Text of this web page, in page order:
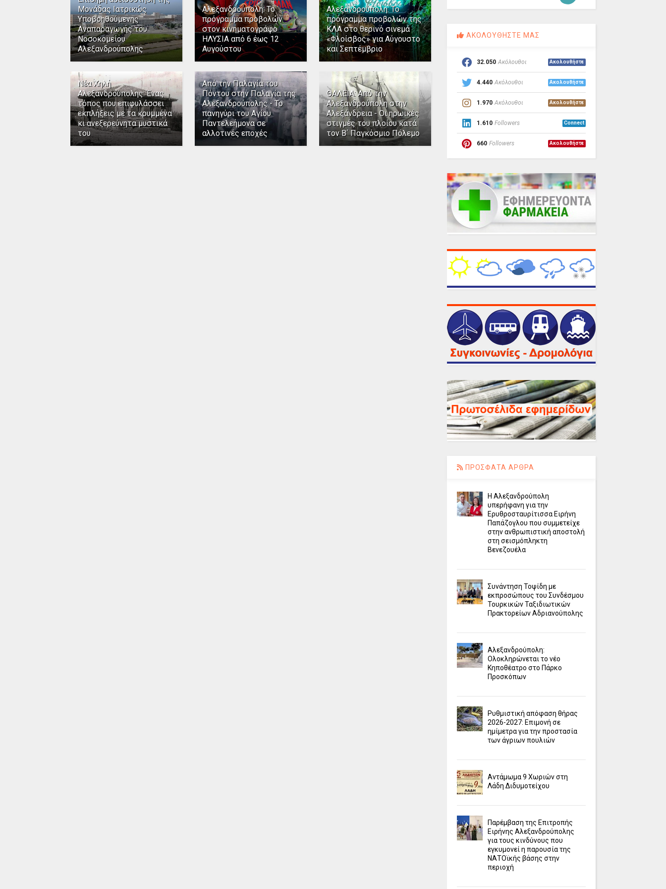
Μονάδας Ιατρικώς
Υποβοηθούμενης
Αναπαραγωγής του
Νοσοκομείου
Αλεξανδρούπολης
Αλεξανδρούπολη: Το
πρόγραμμα προβολών
στον κινηματογράφο
ΗΛΥΣΙΑ από 6 έως 12
Αυγούστου
Αλεξανδρούπολη: Το
πρόγραμμα προβολών της
ΚΛΑ στο θερινό σινεμά
«Φλοίσβος» για Αύγουστο
και Σεπτέμβριο
Νέα Χηλή
Αλεξανδρούπολης: Ένας
τόπος που επιφυλάσσει
εκπλήξεις με τα κρυμμένα
κι ανεξερεύνητα μυστικά
του
Από την Παλαγία του
Πόντου στην Παλαγία της
Αλεξανδρούπολης - Το
πανηγύρι του Αγίου
Παντελεήμονα σε
αλλοτινές εποχές
ΘΑΛΕΙΑ: Από την
Αλεξανδρούπολη στην
Αλεξάνδρεια - Οι ηρωικές
στιγμές του πλοίου κατά
τον Β΄ Παγκόσμιο Πόλεμο
ΑΚΟΛΟΥΘΗΣΤΕ ΜΑΣ
32.050 Ακόλουθοι Ακολουθήστε
4.440 Ακόλουθοι Ακολουθήστε
1.970 Ακόλουθοι Ακολουθήστε
1.610 Followers Connect
660 Followers Ακολουθήστε
ΠΡΟΣΦΑΤΑ ΑΡΘΡΑ
Η Αλεξανδρούπολη
υπερήφανη για την
Ερυθροσταυρίτισσα Ειρήνη
Παπάζογλου που συμμετείχε
στην ανθρωπιστική αποστολή
στη σεισμόπληκτη
Βενεζουέλα
Συνάντηση Τοψίδη με
εκπροσώπους του Συνδέσμου
Τουρκικών Ταξιδιωτικών
Πρακτορείων Αδριανούπολης
Αλεξανδρούπολη:
Ολοκληρώνεται το νέο
Κηποθέατρο στο Πάρκο
Προσκόπων
Ρυθμιστική απόφαση θήρας
2026-2027: Επιμονή σε
ημίμετρα για την προστασία
των άγριων πουλιών
Αντάμωμα 9 Χωριών στη
Λάδη Διδυμοτείχου
Παρέμβαση της Επιτροπής
Ειρήνης Αλεξανδρούπολης
για τους κινδύνους που
εγκυμονεί η παρουσία της
ΝΑΤΟϊκής βάσης στην
περιοχή